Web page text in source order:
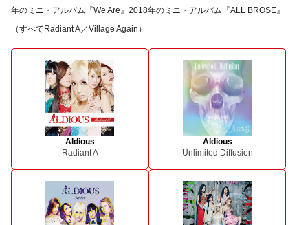
年のミニ・アルバム『We Are』2018年のミニ・アルバム『ALL BROSE』
（すべてRadiant A／Village Again）
Aldious
Radiant A
Aldious
Unlimited Diffusion